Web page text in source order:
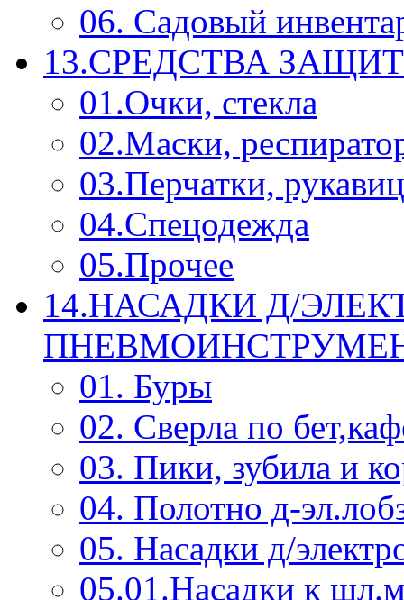
06. Садовый
13.СРЕДСТВА
01.Очки, стекла
02.Маски,
03.Перчатки,
04.Спецодежда
05.Прочее
14.НАСАДКИ Д/
01. Буры
02. Сверла по
03. Пики, зубила и
04. Полотно д-
05. Насадки д/
05.01.Насадки к